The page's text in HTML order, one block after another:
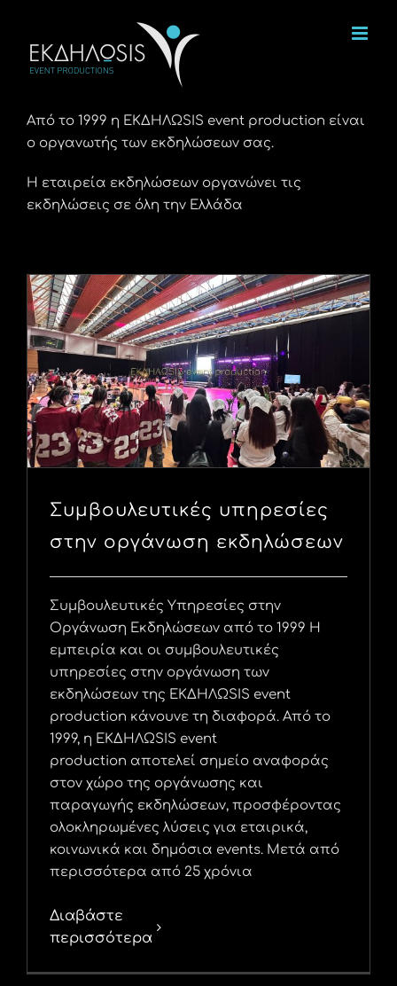
περιεχόμενο
Από το 1999 η ΕΚΔΗΛΩSIS event production είναι
ο οργανωτής των εκδηλώσεων σας.
Η εταιρεία εκδηλώσεων οργανώνει τις
εκδηλώσεις σε όλη την Ελλάδα
Συμβουλευτικές υπηρεσίες
στην οργάνωση εκδηλώσεων
Συμβουλευτικές Υπηρεσίες στην
Οργάνωση Εκδηλώσεων από το 1999 Η
εμπειρία και οι συμβουλευτικές
υπηρεσίες στην οργάνωση των
εκδηλώσεων της ΕΚΔΗΛΩSIS event
production κάνουνε τη διαφορά. Από το
1999, η ΕΚΔΗΛΩSIS event
production αποτελεί σημείο αναφοράς
στον χώρο της οργάνωσης και
παραγωγής εκδηλώσεων, προσφέροντας
ολοκληρωμένες λύσεις για εταιρικά,
κοινωνικά και δημόσια events. Μετά από
περισσότερα από 25 χρόνια
Διαβάστε
περισσότερα